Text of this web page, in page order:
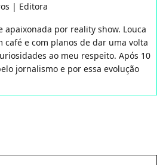
| Editora
apaixonada por reality show. Louca
café e com planos de dar uma volta
ao meu respeito. Após 10
jornalismo e por essa evolução